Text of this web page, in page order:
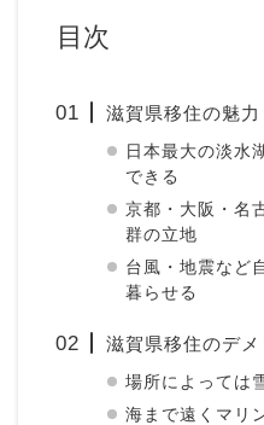
目次
滋賀県移住の魅
日本最大の淡水
できる
京都・大阪・名
群の立地
台風・地震など
暮らせる
滋賀県移住のデ
場所によっては
海まで遠くマリ